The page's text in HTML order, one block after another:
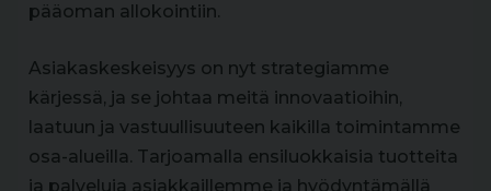
pääoman allokointiin.
Asiakaskeskeisyys on nyt strategiamme
kärjessä, ja se johtaa meitä innovaatioihin,
laatuun ja vastuullisuuteen kaikilla toimintamme
osa-alueilla. Tarjoamalla ensiluokkaisia tuotteita
ja palveluja asiakkaillemme ja hyödyntämällä